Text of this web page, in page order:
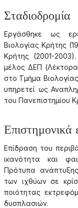
Σταδιοδρομία
Εργάσθηκε ως
Βιολογίας Κρήτης
Κρήτης (2001-
μέλος ΔΕΠ
στο Τμήμα
υπηρετεί ως
του Πανεπιστημίου
Επιστημονικά
Επίδραση του
ικανότητα και
Πρότυπα
των ιχθύων σε
ποιότητας
δυσπλασιών.